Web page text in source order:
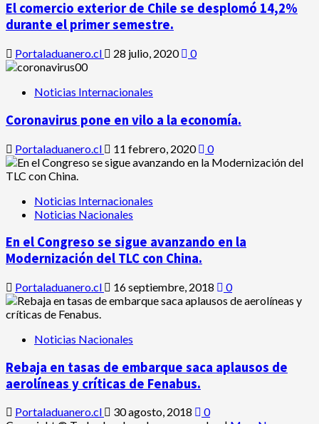
El comercio exterior de Chile se desplomó 14,2%
durante el primer semestre.
Portaladuanero.cl 28 julio, 2020 0
Noticias Internacionales
Coronavirus pone en vilo a la economía.
Portaladuanero.cl 11 febrero, 2020 0
Noticias Internacionales
Noticias Nacionales
En el Congreso se sigue avanzando en la
Modernización del TLC con China.
Portaladuanero.cl 16 septiembre, 2018 0
Noticias Nacionales
Rebaja en tasas de embarque saca aplausos de
aerolíneas y críticas de Fenabus.
Portaladuanero.cl 30 agosto, 2018
0